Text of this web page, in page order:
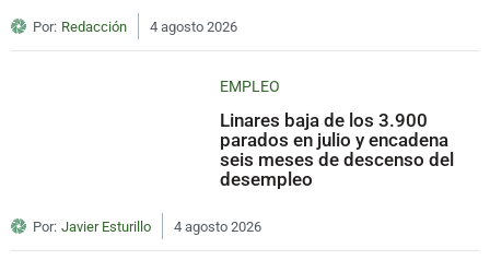
Por: Redacción 4 agosto 2026
EMPLEO
Linares baja de los 3.900
parados en julio y encadena
seis meses de descenso del
desempleo
Por: Javier Esturillo 4 agosto 2026